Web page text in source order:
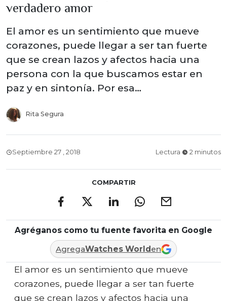
verdadero amor
El amor es un sentimiento que mueve
corazones, puede llegar a ser tan fuerte
que se crean lazos y afectos hacia una
persona con la que buscamos estar en
paz y en sintonía. Por esa…
Rita Segura
Septiembre 27 , 2018 Lectura 2 minutos
COMPARTIR
Agréganos como tu fuente favorita en Google
AgregaWatches World en
El amor es un sentimiento que mueve
corazones, puede llegar a ser tan fuerte
que se crean lazos y afectos hacia una